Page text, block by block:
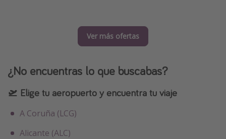
Ver más ofertas
¿No encuentras lo que buscabas?
🛫 Elige tu aeropuerto y encuentra tu viaje
A Coruña (LCG)
Alicante (ALC)